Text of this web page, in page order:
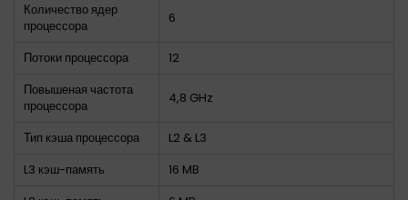
Количество ядер
процессора
6
Потоки процессора
12
Повышеная частота
процессора
4,8 GHz
Тип кэша процессора
L2 & L3
L3 кэш-память
16 MB